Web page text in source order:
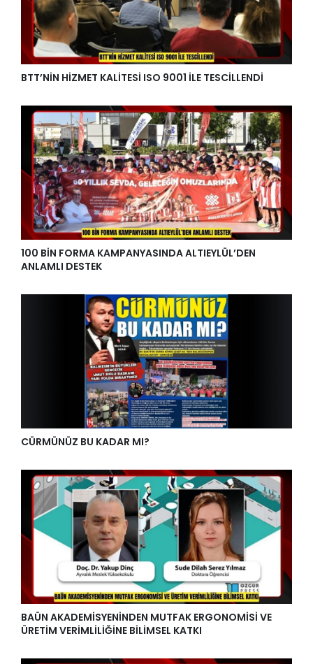
BTT’NİN HİZMET KALİTESİ ISO 9001 İLE TESCİLLENDİ
100 BİN FORMA KAMPANYASINDA ALTIEYLÜL’DEN
ANLAMLI DESTEK
CÜRMÜNÜZ BU KADAR MI?
BAÜN AKADEMİSYENİNDEN MUTFAK ERGONOMİSİ VE
ÜRETİM VERİMLİLİĞİNE BİLİMSEL KATKI